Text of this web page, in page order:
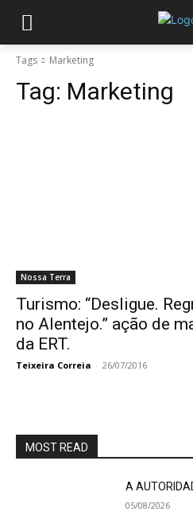
Tags Marketing
Tag: Marketing
Nossa Terra
Turismo: “Desligue.
no Alentejo.” ação de
da ERT.
Teixeira Correia - 26/07/2016
MOST READ
A
05/08/2026